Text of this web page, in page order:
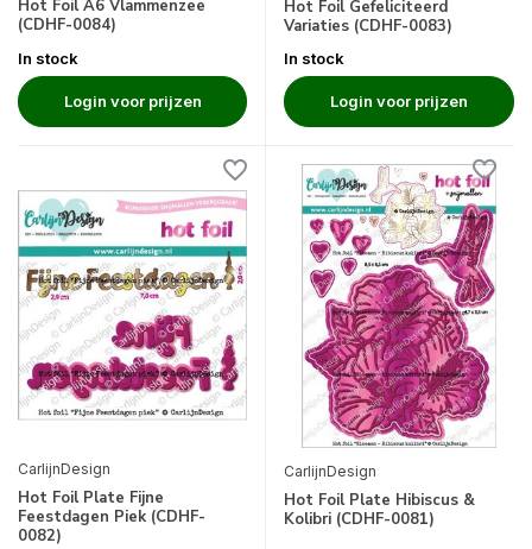
Hot Foil A6 Vlammenzee
(CDHF-0084)
In stock
Login voor prijzen
Hot Foil Gefeliciteerd
Variaties (CDHF-0083)
In stock
Login voor prijzen
CarlijnDesign
Hot Foil Plate Fijne
Feestdagen Piek (CDHF-
0082)
CarlijnDesign
Hot Foil Plate Hibiscus &
Kolibri (CDHF-0081)